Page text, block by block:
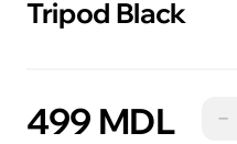
Tripod Black
499 MDL −